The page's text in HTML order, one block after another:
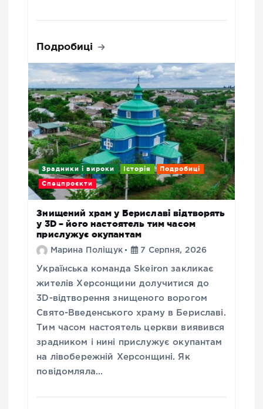
Подробиці
Зрадники і вироки Історія Подробиці
Спецпроєкти
Знищений храм у Бериславі відтворять
у 3D – його настоятель тим часом
прислужує окупантам
Марина Поліщук 7 Серпня, 2026
Українська команда Skeiron закликає
жителів Херсонщини долучитися до
3D-відтворення знищеного ворогом
Свято-Введенського храму в Бериславі.
Тим часом настоятель церкви виявився
зрадником і нині прислужує окупантам
на лівобережній Херсонщині. Як
повідомляла…